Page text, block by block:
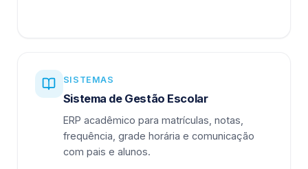
SISTEMAS
Sistema de Gestão Escolar
ERP acadêmico para matrículas, notas,
frequência, grade horária e comunicação
com pais e alunos.